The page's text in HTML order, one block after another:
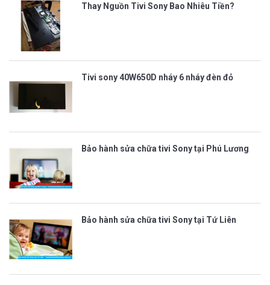
Thay Nguồn Tivi Sony Bao Nhiêu Tiền?
Tivi sony 40W650D nháy 6 nháy đèn đỏ
Bảo hành sửa chữa tivi Sony tại Phú Lương
Bảo hành sửa chữa tivi Sony tại Tứ Liên